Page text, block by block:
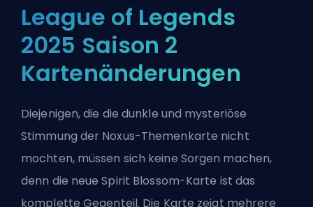
League of Legends
2025 Saison 2
Kartenänderungen
Diejenigen, die die dunkle und mysteriöse
Stimmung der Noxus-Themenkarte nicht
mochten, müssen sich keine Sorgen machen,
denn die neue Spirit Blossom-Karte ist das
komplette Gegenteil. Die Karte zeigt mehrere